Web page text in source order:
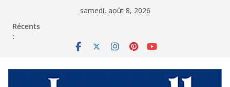
samedi, août 8, 2026
Récents
: